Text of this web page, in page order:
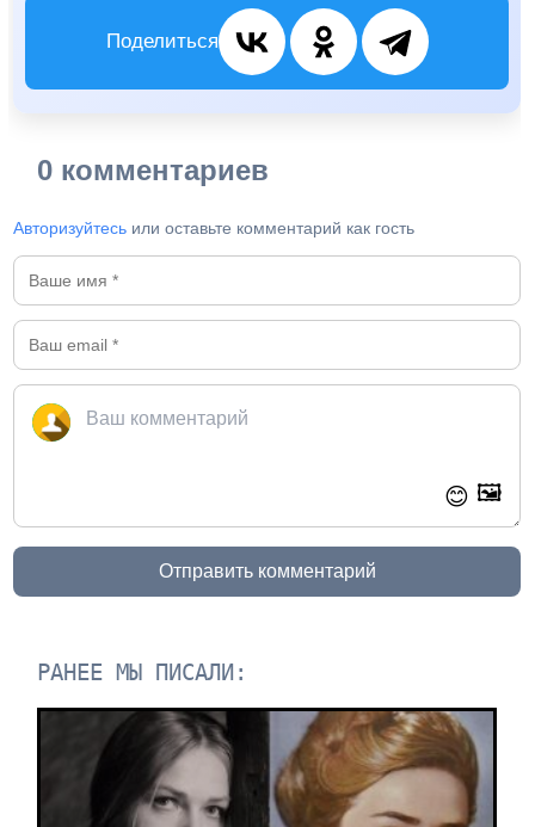
Поделиться
0 комментариев
Авторизуйтесь или оставьте комментарий как гость
😊 🖼️
Отправить комментарий
РАНЕЕ МЫ ПИСАЛИ: